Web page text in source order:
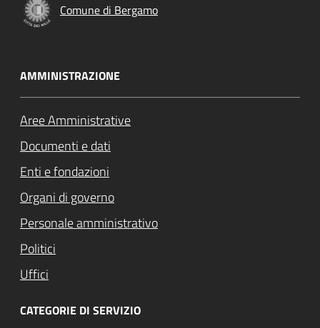
Comune di Bergamo
AMMINISTRAZIONE
Aree Amministrative
Documenti e dati
Enti e fondazioni
Organi di governo
Personale amministrativo
Politici
Uffici
CATEGORIE DI SERVIZIO